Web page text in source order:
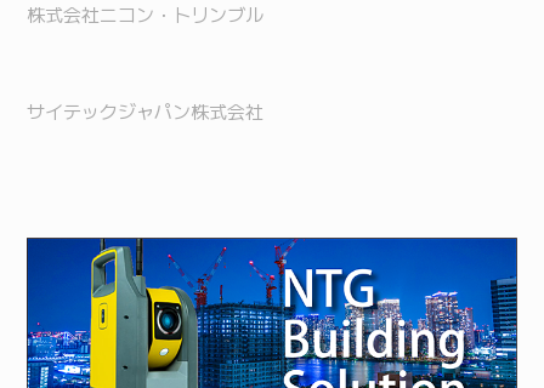
株式会社ニコン・トリンブル
サイテックジャパン株式会社